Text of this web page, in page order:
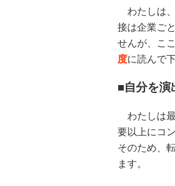
わたしは、
接は企業ご
せんが、こ
度に読んで
■自分を演
わたしは最
要以上にコ
そのため、
ます。